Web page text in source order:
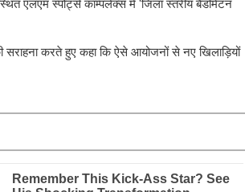
एलएम स्पोर्ट्स काम्पलेक्स में 'जिला स्तरीय बैडमिंटन
सराहना करते हुए कहा कि ऐसे आयोजनों से नए खिलाड़ियों